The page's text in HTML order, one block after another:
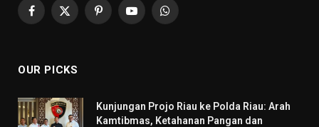
Facebook
X
PinterestYouTubeWhatsApp
OUR PICKS
Kunjungan Projo Riau ke Polda Riau: Arah
Kamtibmas, Ketahanan Pangan dan